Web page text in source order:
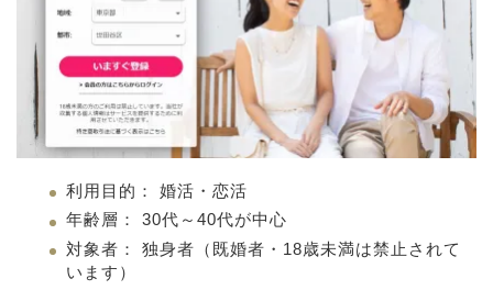
利用目的： 婚活・恋活
年齢層： 30代～40代が中心
対象者： 独身者（既婚者・18歳未満は禁止されて
います）